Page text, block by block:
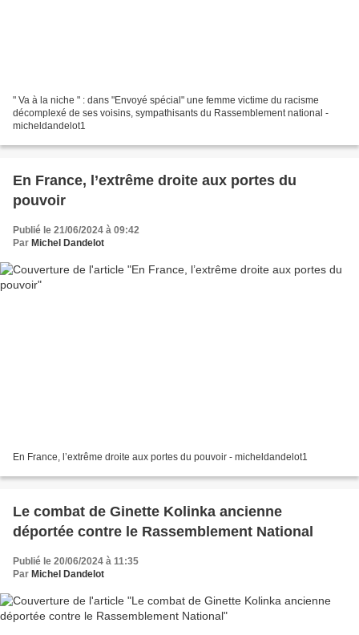
" Va à la niche " : dans "Envoyé spécial" une femme victime du racisme
décomplexé de ses voisins, sympathisants du Rassemblement national -
micheldandelot1
En France, l’extrême droite aux portes du
pouvoir
Publié le 21/06/2024 à 09:42
Par Michel Dandelot
En France, l’extrême droite aux portes du pouvoir - micheldandelot1
Le combat de Ginette Kolinka ancienne
déportée contre le Rassemblement National
Publié le 20/06/2024 à 11:35
Par Michel Dandelot